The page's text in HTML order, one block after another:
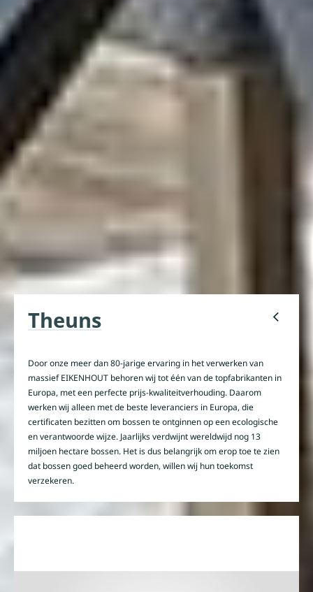
Theuns
Door onze meer dan 80-jarige ervaring in het verwerken van
massief EIKENHOUT behoren wij tot één van de topfabrikanten in
Europa, met een perfecte prijs-kwaliteitverhouding. Daarom
werken wij alleen met de beste leveranciers in Europa, die
certificaten bezitten om bossen te ontginnen op een ecologische
en verantwoorde wijze. Jaarlijks verdwijnt wereldwijd nog 13
miljoen hectare bossen. Het is dus belangrijk om erop toe te zien
dat bossen goed beheerd worden, willen wij hun toekomst
verzekeren.